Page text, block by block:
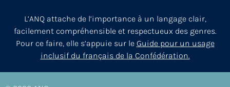
L’ANQ attache de l’importance à un langage clair,
facilement compréhensible et respectueux des genres.
Pour ce faire, elle s’appuie sur le Guide pour un usage
inclusif du français de la Confédération.